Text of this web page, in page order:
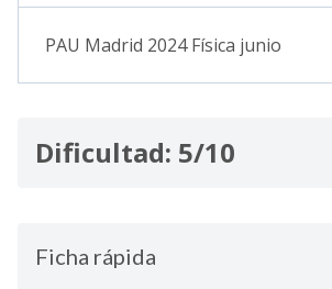
PAU Madrid 2024 Física junio
Dificultad: 5/10
Ficha rápida